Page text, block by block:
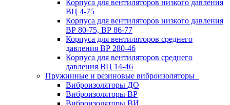
Корпуса для вентиляторов низкого давления
ВЦ 4-75
Корпуса для вентиляторов низкого давления
ВР 80-75, ВР 86-77
Корпуса для вентиляторов среднего
давления ВР 280-46
Корпуса для вентиляторов среднего
давления ВЦ 14-46
Пружинные и резиновые виброизоляторы
Виброизоляторы ДО
Виброизоляторы ВР
Виброизоляторы ВИ